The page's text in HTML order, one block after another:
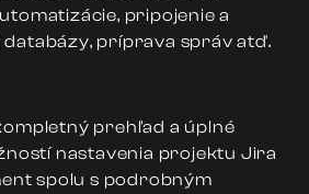
pripojenie a
príprava správ atď.
prehľad a úplné
nastavenia projektu Jira
spolu s podrobným